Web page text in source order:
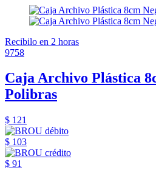
Recibilo en 2 horas
9758
Caja Archivo Plástica
Polibras
$ 121
$ 103
$ 91